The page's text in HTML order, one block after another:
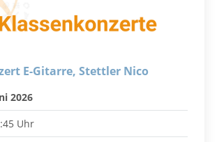
E-Gitarre, Stettler Nico
2026
Uhr